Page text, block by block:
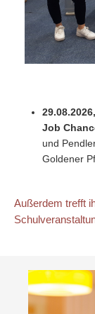
Job
und
Goldener
Außerdem trefft